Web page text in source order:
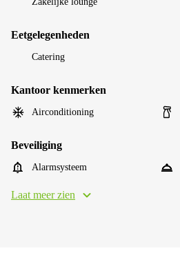
Eetgelegenheden
Catering
Kantoor kenmerken
Airconditioning
Beveiliging
Alarmsysteem
Laat meer zien